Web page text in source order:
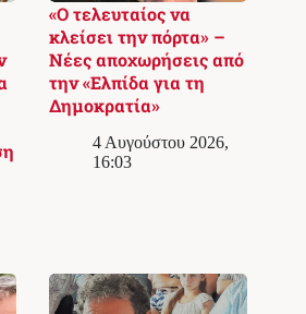
«Ο τελευταίος να
κλείσει την πόρτα» –
Νέες αποχωρήσεις από
την «Ελπίδα για τη
Δημοκρατία»
4 Αυγούστου 2026,
16:03